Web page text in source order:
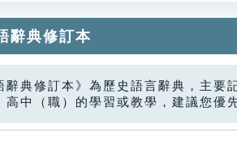
辭典修訂本
辭典修訂本》為歷史語言辭典，主
高中（職）的學習或教學，建議您優